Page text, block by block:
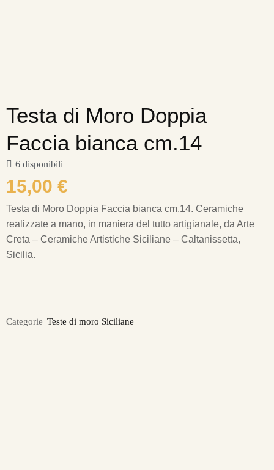
Testa di Moro Doppia
Faccia bianca cm.14
6 disponibili
15,00 €
Testa di Moro Doppia Faccia bianca cm.14. Ceramiche
realizzate a mano, in maniera del tutto artigianale, da Arte
Creta – Ceramiche Artistiche Siciliane – Caltanissetta,
Sicilia.
Categorie Teste di moro Siciliane